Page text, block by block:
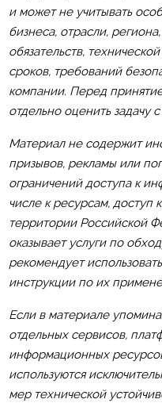
и может не учитывать
бизнеса, отрасли,
обязательств,
сроков, требований
компании. Перед
отдельно оценить задачу
Материал не содержит
призывов, рекламы или
ограничений доступа к
числе к ресурсам, доступ
территории Российской
оказывает услуги по
рекомендует
инструкции по их
Если в материале
отдельных сервисов,
информационных
используются
мер технической